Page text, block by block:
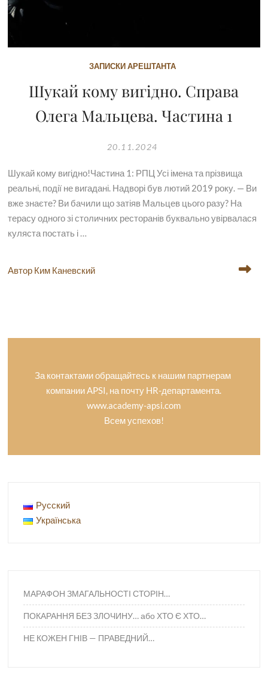
ЗАПИСКИ АРЕШТАНТА
Шукай кому вигідно. Справа
Олега Мальцева. Частина 1
20.11.2024
Шукай кому вигідно!Частина 1: РПЦ Усі імена та прізвища
реальні, події не вигадані. Надворі був лютий 2019 року. — Ви
вже знаєте? Ви бачили що затіяв Мальцев цього разу? На
терасу одного зі столичних ресторанів буквально увірвалася
куляста постать і …
Автор Ким Каневский
За контактами обращайтесь к нашим партнерам
компании APSI, на почту HR-департамента.
www.academy-apsi.com
Всем успехов!
Русский
Українська
МАРАФОН ЗМАГАЛЬНОСТІ СТОРІН…
ПОКАРАННЯ БЕЗ ЗЛОЧИНУ… або ХТО Є ХТО…
НЕ КОЖЕН ГНІВ — ПРАВЕДНИЙ…